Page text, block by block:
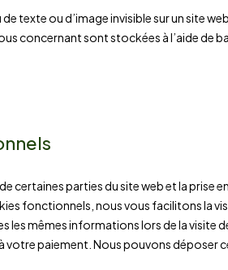
texte ou d’image invisible sur un site
concernant sont stockées à l’aide de
parties du site web et la prise
fonctionnels, nous vous facilitons la
les mêmes informations lors de la visite
votre paiement. Nous pouvons déposer